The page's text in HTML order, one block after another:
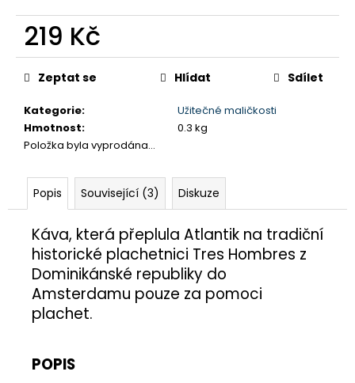
219 Kč
Měrná
cena:
Kategorie:
Užitečné maličkosti
Hmotnost:
0.3 kg
Položka byla vyprodána…
Zeptat se Hlídat Sdílet
Popis Související (3) Diskuze
Káva, která přeplula Atlantik na tradiční
historické plachetnici Tres Hombres z
Dominikánské republiky do
Amsterdamu pouze za pomoci
plachet.
POPIS
CVIČENÍ
250